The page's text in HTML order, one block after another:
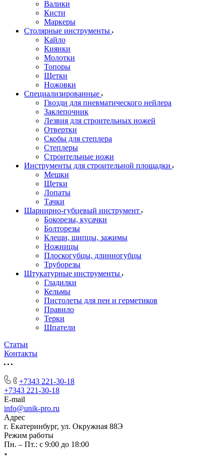
Валики
Кисти
Маркеры
Столярные инструменты
Кайло
Киянки
Молотки
Топоры
Щетки
Ножовки
Специализированные
Гвозди для пневматического нейлера
Заклепочник
Лезвия для строительных ножей
Отвертки
Скобы для степлера
Степлеры
Строительные ножи
Инструменты для строительной площадки
Мешки
Щетки
Лопаты
Тачки
Шарнирно-губцевый инструмент
Бокорезы, кусачки
Болторезы
Клещи, щипцы, зажимы
Ножницы
Плоскогубцы, длинногубцы
Труборезы
Штукатурные инструменты
Гладилки
Кельмы
Пистолеты для пен и герметиков
Правило
Терки
Шпатели
Статьи
Контакты
+7343 221-30-18
+7343 221-30-18
E-mail
info@unik-pro.ru
Адрес
г. Екатеринбург, ул. Окружная 88Э
Режим работы
Пн. – Пт.: с 9:00 до 18:00